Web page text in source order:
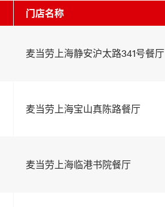
门店名称
麦当劳上海静安沪太路341号餐厅
麦当劳上海宝山真陈路餐厅
麦当劳上海临港书院餐厅